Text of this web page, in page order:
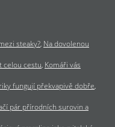
steaky? Na dovolenou
celou cestu Komáři vás
fungují překvapivě dobře
pár přírodních surovin a